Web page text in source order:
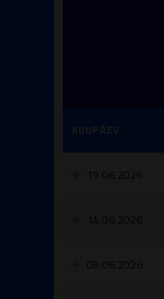
KUUPÄEV
19.06.2026
14.06.2026